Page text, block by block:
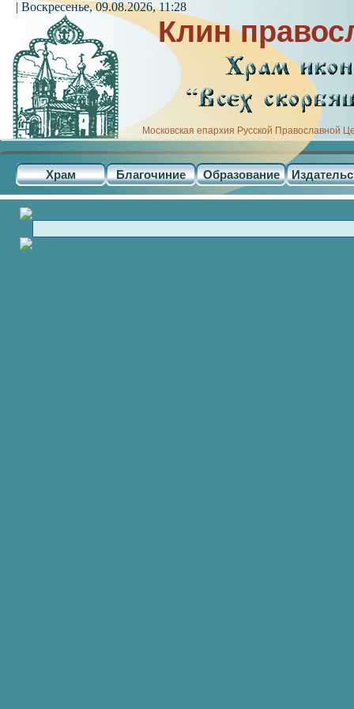
Клин
Московская епархия Русской Православной
Храм Благочиние Образование
| Воскресенье, 09.08.2026, 11:28